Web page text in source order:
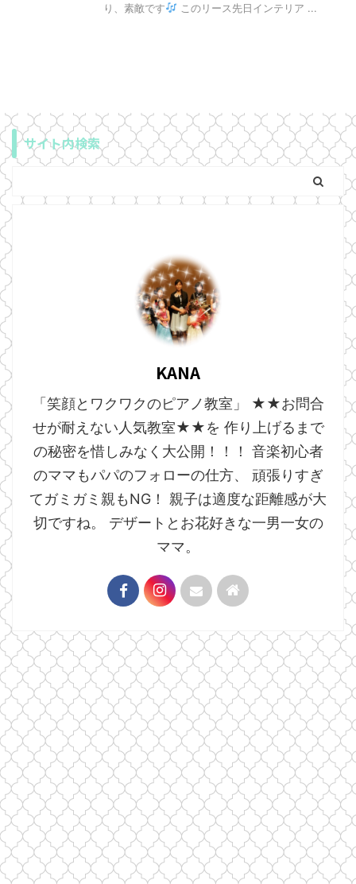
り、素敵です
このリース先日インテリア ...
サイト内検索
KANA
「笑顔とワクワクのピアノ教室」 ★★お問合
せが耐えない人気教室★★を 作り上げるまで
の秘密を惜しみなく大公開！！！ 音楽初心者
のママもパパのフォローの仕方、 頑張りすぎ
てガミガミ親もNG！ 親子は適度な距離感が大
切ですね。 デザートとお花好きな一男一女の
ママ。